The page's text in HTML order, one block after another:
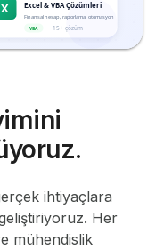
ihtiyaçlara
Her
mühendislik